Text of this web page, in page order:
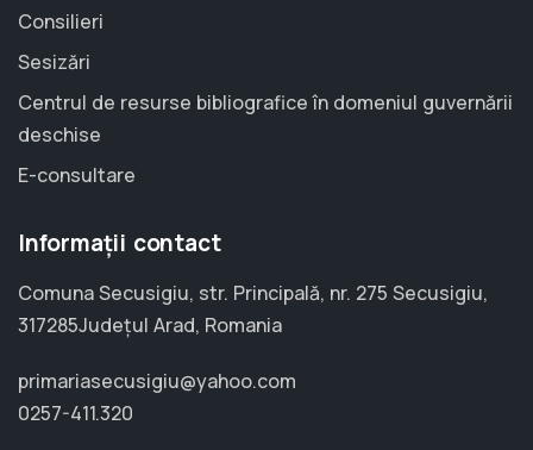
Consilieri
Sesizări
Centrul de resurse bibliografice în domeniul guvernării
deschise
E-consultare
Informații contact
Comuna Secusigiu, str. Principală, nr. 275 Secusigiu,
317285Județul Arad, Romania
primariasecusigiu@yahoo.com
0257-411.320